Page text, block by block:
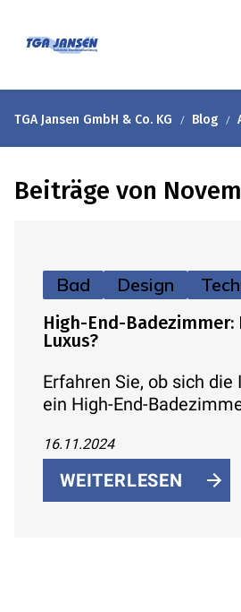
TGA Jansen GmbH & Co. KG Blog
Beiträge von
Bad Design
High-End-
Luxus?
Erfahren Sie, ob sich
ein High-End-
Regenduschen,
Designermöbel sowie
Nutzen-Balance.
16.11.2024
WEITERLESEN